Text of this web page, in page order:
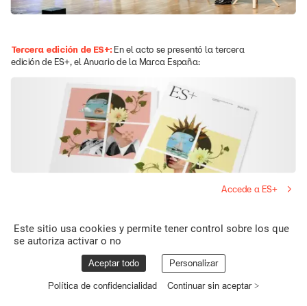
Tercera edición de ES+: En el acto se presentó la tercera
edición de ES+, el Anuario de la Marca España:
Accede a ES+
Este sitio usa cookies y permite tener control sobre los que
se autoriza activar o no
Aceptar todo Personalizar
Política de confidencialidad Continuar sin aceptar >